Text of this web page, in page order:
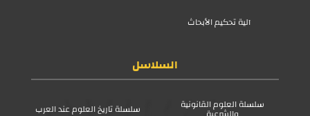
آلية تحكيم الأبحاث
السلاسل
سلسلة العلوم القانونية
سلسلة تاريخ العلوم عند العرب